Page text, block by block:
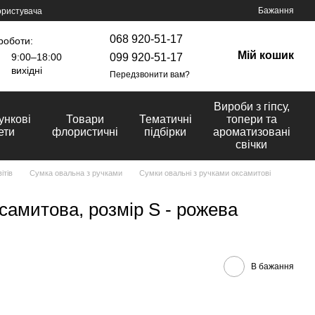
Бажання
9:00–18:00
вихідні
068 920-51-17
099 920-51-17
Передзвонити вам?
Мій кошик
Товари
флористичні
Тематичні
підбірки
Вироби з гіпсу,
топери та
ароматизовані
свічки
Сумка овальна з ручками Сумки овальні з ручками оксамитові
розмір S - рожева
В бажання